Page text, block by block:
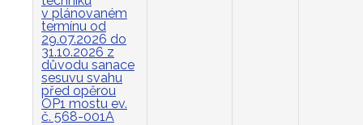
v plánovaném
termínu od
29.07.2026 do
31.10.2026 z
důvodu sanace
sesuvu svahu
před opěrou
OP1 mostu ev.
č. 568-001A